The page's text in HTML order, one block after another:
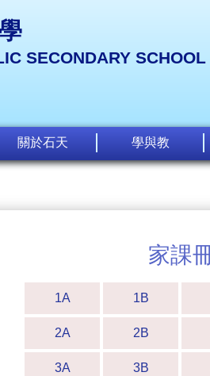
SECONDARY SCHOOL
關於石天 學與教
家課
1A 1B
2A 2B
3A 3B